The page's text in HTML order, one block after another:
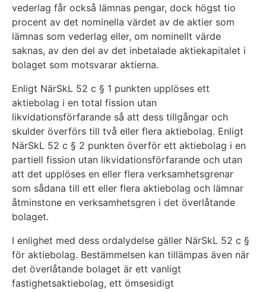
vederlag får också lämnas pengar, dock högst tio
procent av det nominella värdet av de aktier som
lämnas som vederlag eller, om nominellt värde
saknas, av den del av det inbetalade aktiekapitalet i
bolaget som motsvarar aktierna.
Enligt NärSkL 52 c § 1 punkten upplöses ett
aktiebolag i en total fission utan
likvidationsförfarande så att dess tillgångar och
skulder överförs till två eller flera aktiebolag. Enligt
NärSkL 52 c § 2 punkten överför ett aktiebolag i en
partiell fission utan likvidationsförfarande och utan
att det upplöses en eller flera verksamhetsgrenar
som sådana till ett eller flera aktiebolag och lämnar
åtminstone en verksamhetsgren i det överlåtande
bolaget.
I enlighet med dess ordalydelse gäller NärSkL 52 c §
för aktiebolag. Bestämmelsen kan tillämpas även när
det överlåtande bolaget är ett vanligt
fastighetsaktiebolag, ett ömsesidigt